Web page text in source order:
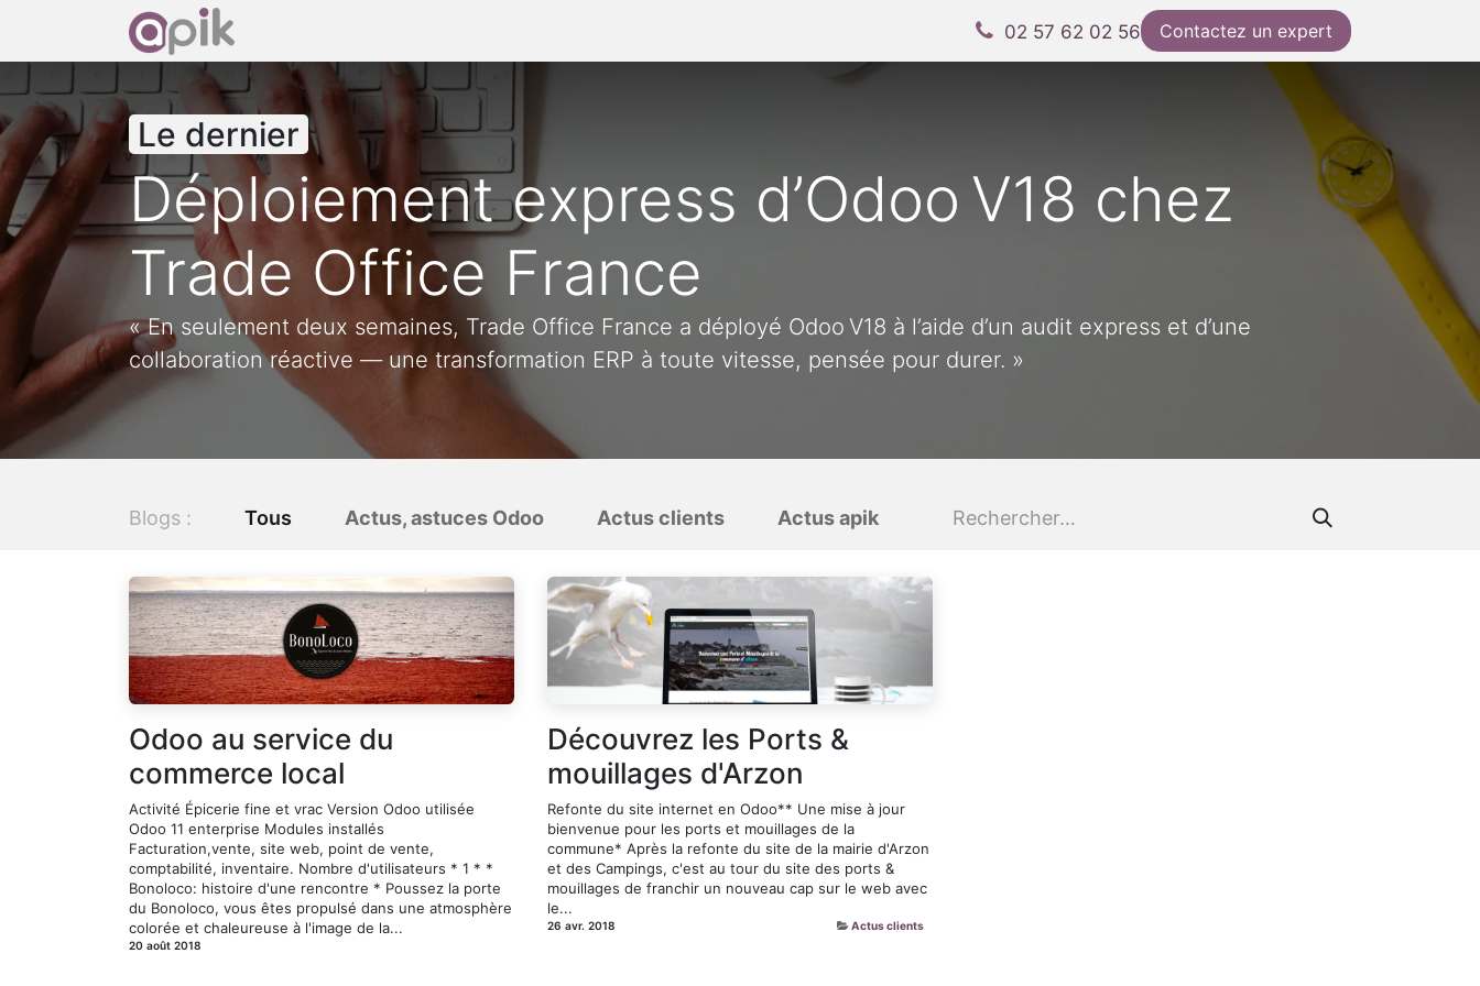
02 57 62 02 56 Contactez un expert
Le dernier
Déploiement express d’Odoo V18 chez
Trade Office France
« En seulement deux semaines, Trade Office France a déployé Odoo V18 à l’aide d’un audit express et d’une
collaboration réactive — une transformation ERP à toute vitesse, pensée pour durer. »
Blogs : Tous Actus, astuces Odoo Actus clients Actus apik
Odoo au service du
commerce local
Activité Épicerie fine et vrac Version Odoo utilisée
Odoo 11 enterprise Modules installés
Facturation,vente, site web, point de vente,
comptabilité, inventaire. Nombre d'utilisateurs * 1 * *
Bonoloco: histoire d'une rencontre * Poussez la porte
du Bonoloco, vous êtes propulsé dans une atmosphère
colorée et chaleureuse à l'image de la...
20 août 2018
Découvrez les Ports &
mouillages d'Arzon
Refonte du site internet en Odoo** Une mise à jour
bienvenue pour les ports et mouillages de la
commune* Après la refonte du site de la mairie d'Arzon
et des Campings, c'est au tour du site des ports &
mouillages de franchir un nouveau cap sur le web avec
le...
26 avr. 2018 Actus clients